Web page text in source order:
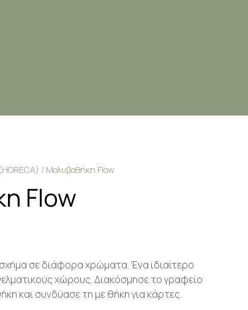
/ Μολυβοθήκη Flow
Flow
σε διάφορα χρώματα. Ένα ιδιαίτερο
χώρους. Διακόσμησε το γραφείο
και συνδύασε τη με θήκη για κάρτες.